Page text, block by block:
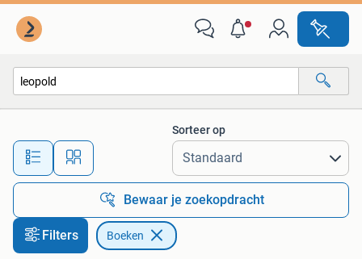
Alle afstanden…
Sorteer op
Bewaar je zoekopdracht
Filters Boeken